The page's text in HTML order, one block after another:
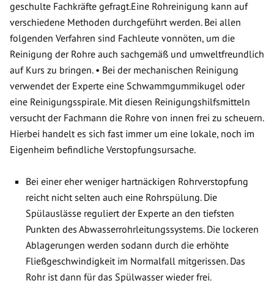
geschulte Fachkräfte gefragt.Eine Rohreinigung kann auf
verschiedene Methoden durchgeführt werden. Bei allen
folgenden Verfahren sind Fachleute vonnöten, um die
Reinigung der Rohre auch sachgemäß und umweltfreundlich
auf Kurs zu bringen. • Bei der mechanischen Reinigung
verwendet der Experte eine Schwammgummikugel oder
eine Reinigungsspirale. Mit diesen Reinigungshilfsmitteln
versucht der Fachmann die Rohre von innen frei zu scheuern.
Hierbei handelt es sich fast immer um eine lokale, noch im
Eigenheim befindliche Verstopfungsursache.
Bei einer eher weniger hartnäckigen Rohrverstopfung
reicht nicht selten auch eine Rohrspülung. Die
Spülauslässe reguliert der Experte an den tiefsten
Punkten des Abwasserrohrleitungssystems. Die lockeren
Ablagerungen werden sodann durch die erhöhte
Fließgeschwindigkeit im Normalfall mitgerissen. Das
Rohr ist dann für das Spülwasser wieder frei.